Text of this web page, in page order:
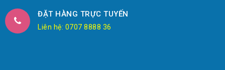
ĐẶT HÀNG TRỰC TUYẾN
Liên hệ: 0707 8888 36